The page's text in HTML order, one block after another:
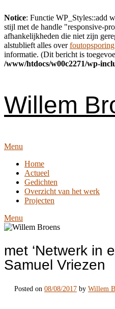
Notice: Functie WP_Styles::add
stijl met de handle "responsive-
afhankelijkheden die niet zijn
alstublieft alles over
informatie. (Dit bericht is
/www/htdocs/w00c2271/wp-
Willem
Menu
Home
Actueel
Gedichten
Overzicht van het werk
Projecten
Menu
met ‘Netwerk in
Samuel Vriezen
Posted on 08/08/2017 by Willem